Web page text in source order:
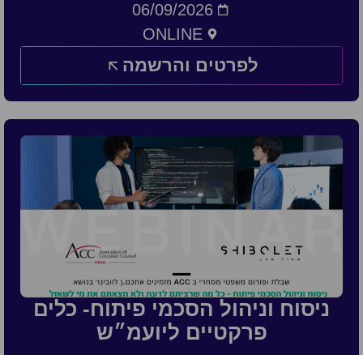
06/09/2026
ONLINE
לפרטים והרשמה
ניסוח וניהול הסכמי פיתוח- כלים
פרקטיים ליועמ״ש